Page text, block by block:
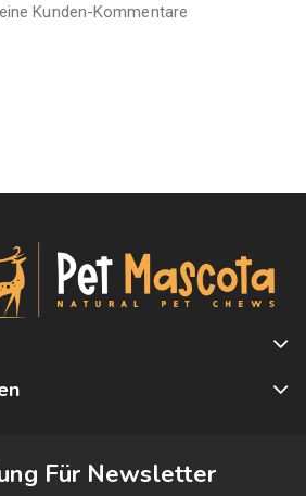
Kunden-Kommentare
Für Newsletter